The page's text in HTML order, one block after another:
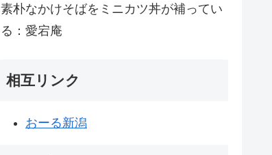
素朴なかけそばをミニカツ丼が補ってい
る：愛宕庵
相互リンク
おーる新潟